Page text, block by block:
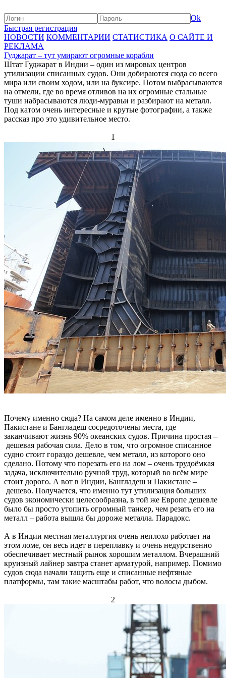
Ok
Быстрая регистрация
НОВОСТИ КОММЕНТАРИИ СТАТИСТИКА О САЙТЕ И
РЕКЛАМА
Гуджарат – тут умирают огромные корабли
Штат Гуджарат в Индии – один из мировых центров
утилизации списанных судов. Они добираются сюда со всего
мира или своим ходом, или на буксире. Потом выбрасываются
на отмели, где во время отливов на их огромные стальные
туши набрасываются люди-муравьи и разбирают на металл.
Под катом очень интересные и крутые фотографии, а также
рассказ про это удивительное место.
1
Почему именно сюда? На самом деле именно в Индии,
Пакистане и Бангладеш сосредоточены места, где
заканчивают жизнь 90% океанских судов. Причина простая –
дешевая рабочая сила. Дело в том, что огромное списанное
судно стоит гораздо дешевле, чем металл, из которого оно
сделано. Потому что порезать его на лом – очень трудоёмкая
задача, исключительно ручной труд, который во всём мире
стоит дорого. А вот в Индии, Бангладеш и Пакистане –
дешево. Получается, что именно тут утилизация больших
судов экономически целесообразна, в той же Европе дешевле
было бы просто утопить огромный танкер, чем резать его на
металл – работа вышла бы дороже металла. Парадокс.
А в Индии местная металлургия очень неплохо работает на
этом ломе, он весь идет в переплавку и очень недурственно
обеспечивает местный рынок хорошим металлом. Вчерашний
круизный лайнер завтра станет арматурой, например. Помимо
судов сюда начали тащить еще и списанные нефтяные
платформы, там такие масштабы работ, что волосы дыбом.
2